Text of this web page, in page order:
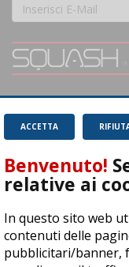
magnifico sport.
Leggi
ACCETTA
Benvenuto!
relative ai
In questo sito web
contenuti delle
pubblicitari/banner,
ASD Let's Sport - Via T.
04278030988
© Copyright 2015 | All